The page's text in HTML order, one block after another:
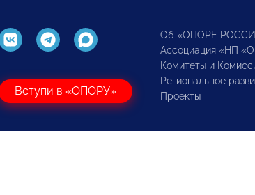
Вступи в «ОПОРУ»
Об «ОПОРЕ
Ассоциация «НП
Комитеты и
Региональное
Проекты